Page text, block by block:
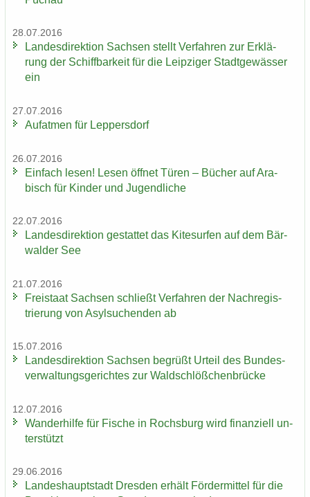
28.07.2016
Lan­des­di­rek­ti­on Sach­sen stellt Ver­fah­ren zur Er­klä­
rung der Schiff­bar­keit für die Leip­zi­ger Stadt­ge­wäs­ser
ein
27.07.2016
Auf­at­men für Lep­pers­dorf
26.07.2016
Ein­fach lesen! Lesen öff­net Türen – Bü­cher auf Ara­
bisch für Kin­der und Ju­gend­li­che
22.07.2016
Lan­des­di­rek­ti­on ge­stat­tet das Ki­te­sur­fen auf dem Bär­
wal­der See
21.07.2016
Frei­staat Sach­sen schließt Ver­fah­ren der Nach­re­gis­
trie­rung von Asyl­su­chen­den ab
15.07.2016
Lan­des­di­rek­ti­on Sach­sen be­grüßt Ur­teil des Bun­des­
ver­wal­tungs­ge­rich­tes zur Wald­schlöß­chen­brü­cke
12.07.2016
Wan­der­hil­fe für Fi­sche in Rochs­burg wird fi­nan­zi­ell un­
ter­stützt
29.06.2016
Lan­des­haupt­stadt Dres­den er­hält För­der­mit­tel für die